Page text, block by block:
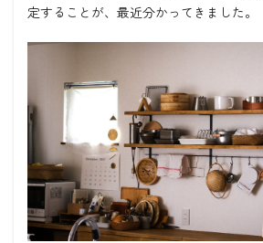
定することが、最近分かってきました。